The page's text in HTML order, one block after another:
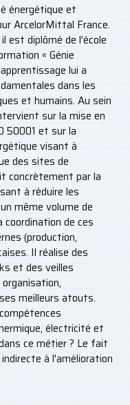
énergétique et
ArcelorMittal France.
est diplômé de l’école
« Génie
lui a
dans les
et humains. Au sein
sur la mise en
50001 et sur la
visant à
des sites de
concrètement par la
à réduire les
même volume de
de ces
(production,
Il réalise des
et des veilles
meilleurs atouts.
électricité et
ce métier ? Le fait
à l'amélioration